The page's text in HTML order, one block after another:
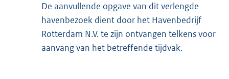
De aanvullende opgave van dit verlengde
havenbezoek dient door het Havenbedrijf
Rotterdam N.V. te zijn ontvangen telkens voor
aanvang van het betreffende tijdvak.